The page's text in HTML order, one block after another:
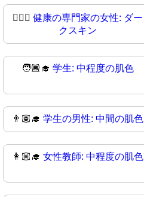
👩🏿‍⚕健康の専門家の女性: ダー
クスキン
🧑🏾‍🎓学生: 中程度の肌色
👨🏽‍🎓学生の男性: 中間の肌色
👩🏼‍🎓女性教師: 中程度の肌色